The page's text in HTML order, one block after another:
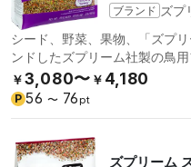
ブランド ズプ
シード、野菜、果物、「ズプ
ンドしたズプリーム社製の鳥
￥3,080〜 ￥ 4,180
P 56 〜 76 pt
ズプリーム